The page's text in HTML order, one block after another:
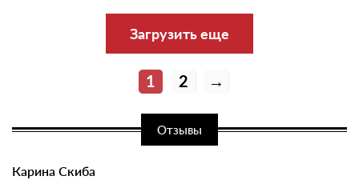
Загрузить еще
1 2 →
Отзывы
Карина Скиба